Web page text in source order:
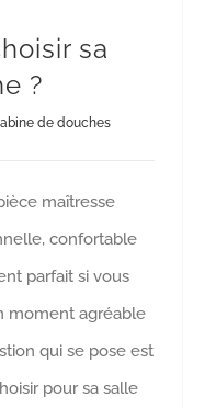
sa
?
de douches
maîtresse
confortable
parfait si vous
moment agréable
qui se pose est
pour sa salle